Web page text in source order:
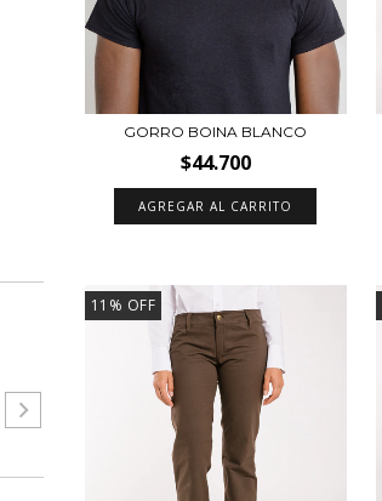
GORRO BOINA BLANCO
$44.700
AGREGAR AL CARRITO
11 % OFF